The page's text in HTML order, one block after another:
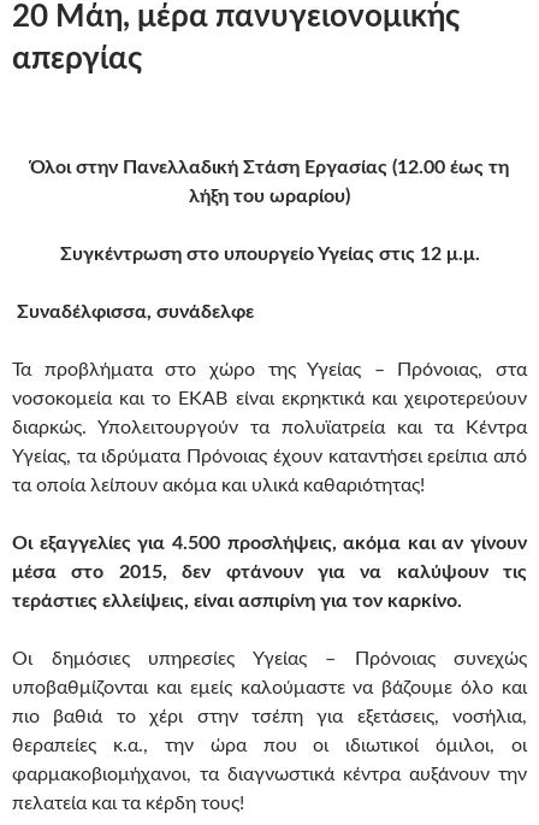
20 Μάη, μέρα πανυγειονομικής
απεργίας
Όλοι στην Πανελλαδική Στάση Εργασίας (12.00 έως τη
λήξη του ωραρίου)
Συγκέντρωση στο υπουργείο Υγείας στις 12 μ.μ.
Συναδέλφισσα, συνάδελφε
Τα προβλήματα στο χώρο της Υγείας – Πρόνοιας, στα
νοσοκομεία και το ΕΚΑΒ είναι εκρηκτικά και χειροτερεύουν
διαρκώς. Υπολειτουργούν τα πολυϊατρεία και τα Κέντρα
Υγείας, τα ιδρύματα Πρόνοιας έχουν καταντήσει ερείπια από
τα οποία λείπουν ακόμα και υλικά καθαριότητας!
Οι εξαγγελίες για 4.500 προσλήψεις, ακόμα και αν γίνουν
μέσα στο 2015, δεν φτάνουν για να καλύψουν τις
τεράστιες ελλείψεις, είναι ασπιρίνη για τον καρκίνο.
Οι δημόσιες υπηρεσίες Υγείας – Πρόνοιας συνεχώς
υποβαθμίζονται και εμείς καλούμαστε να βάζουμε όλο και
πιο βαθιά το χέρι στην τσέπη για εξετάσεις, νοσήλια,
θεραπείες κ.α., την ώρα που οι ιδιωτικοί όμιλοι, οι
φαρμακοβιομήχανοι, τα διαγνωστικά κέντρα αυξάνουν την
πελατεία και τα κέρδη τους!